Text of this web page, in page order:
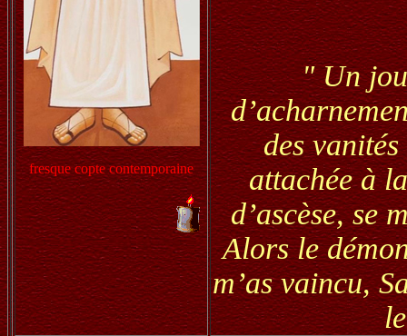
fresque copte contemporaine
" Un
des
attachée à
d’ascèse, se
Alors le
m’as vaincu,